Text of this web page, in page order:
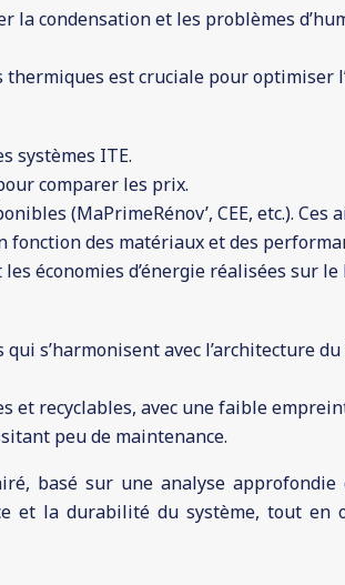
condensation et les problèmes
est cruciale pour optimiser
systèmes ITE.
comparer les prix.
(MaPrimeRénov’, CEE, etc.). Ces
des matériaux et des
économies d’énergie réalisées sur le
s’harmonisent avec l’architecture
recyclables, avec une faible
peu de maintenance.
basé sur une analyse approfondie
et la durabilité du système, tout